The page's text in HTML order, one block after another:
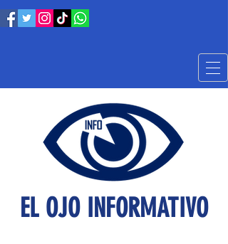
EL OJO INFORMATIVO